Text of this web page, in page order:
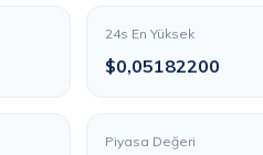
24s En Yüksek
$0,05182200
Piyasa Değeri